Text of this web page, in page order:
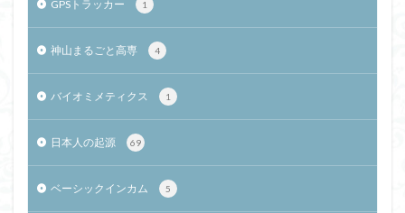
GPSトラッカー 1
神山まるごと高専 4
バイオミメティクス 1
日本人の起源 69
ベーシックインカム 5